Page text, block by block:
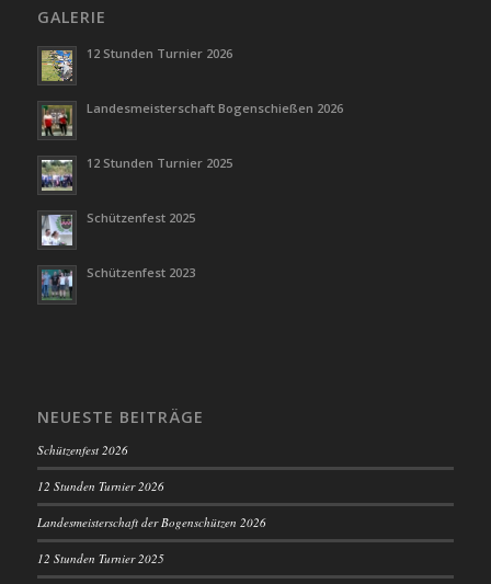
GALERIE
12 Stunden Turnier 2026
Landesmeisterschaft Bogenschießen 2026
12 Stunden Turnier 2025
Schützenfest 2025
Schützenfest 2023
NEUESTE BEITRÄGE
Schützenfest 2026
12 Stunden Turnier 2026
Landesmeisterschaft der Bogenschützen 2026
12 Stunden Turnier 2025